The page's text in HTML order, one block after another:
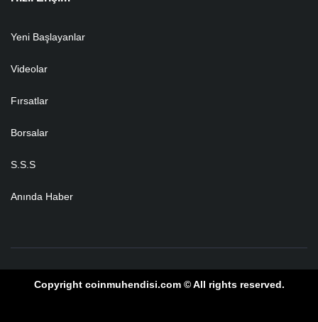
Yeni Başlayanlar
Videolar
Fırsatlar
Borsalar
S.S.S
Anında Haber
Copyright coinmuhendisi.com © All rights reserved.